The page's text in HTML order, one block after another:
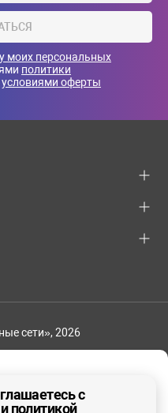
моих персональных
политики
условиями оферты
сети», 2026
с
политикой